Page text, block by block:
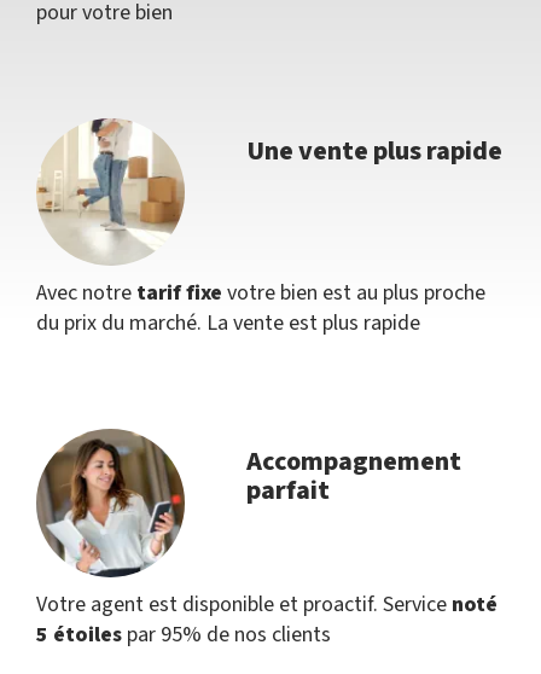
pour votre bien
Une vente plus rapide
Avec notre tarif fixe votre bien est au plus proche
du prix du marché. La vente est plus rapide
Accompagnement
parfait
Votre agent est disponible et proactif. Service noté
5 étoiles par 95% de nos clients